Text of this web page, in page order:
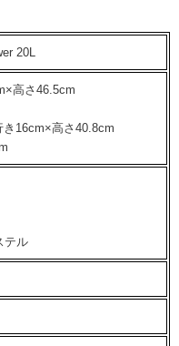
20L
高さ46.5cm
16cm×高さ40.8cm
テル